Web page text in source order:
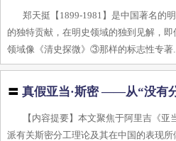
郑天挺【1899-1981】是中国著名的
的独特贡献，在明史领域的独到见解，
领域像《清史探微》③那样的标志性专著
〓真假亚当·斯密 ——从“没有
【内容提要】本文聚焦于阿里吉《
派有关斯密分工理论及其在中国的表现